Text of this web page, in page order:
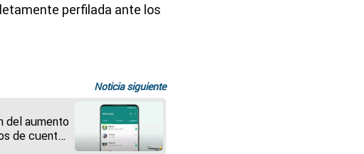
perfilada ante los
Noticia siguiente
del aumento
de cuentas